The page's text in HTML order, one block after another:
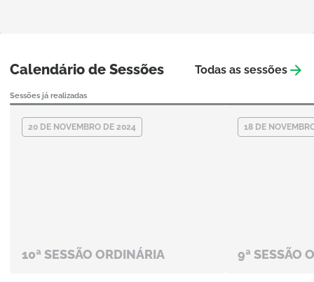
Calendário de Sessões Todas as sessões
Sessões já realizadas
20 DE NOVEMBRO DE 2024
10ª SESSÃO ORDINÁRIA
18 DE
9ª SESSÃO